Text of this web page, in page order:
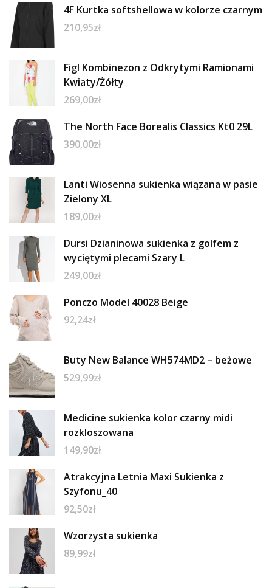
4F Kurtka softshellowa w kolorze czarnym
210,95zł
Figl Kombinezon z Odkrytymi Ramionami
Kwiaty/Żółty
269,00zł
The North Face Borealis Classics Kt0 29L
390,00zł
Lanti Wiosenna sukienka wiązana w pasie
Zielony XL
189,00zł
Dursi Dzianinowa sukienka z golfem z
wyciętymi plecami Szary L
249,00zł
Ponczo Model 40028 Beige
92,24zł
Buty New Balance WH574MD2 – beżowe
529,99zł
Medicine sukienka kolor czarny midi
rozkloszowana
149,90zł
Atrakcyjna Letnia Maxi Sukienka z
Szyfonu_40
92,50zł
Wzorzysta sukienka
89,99zł